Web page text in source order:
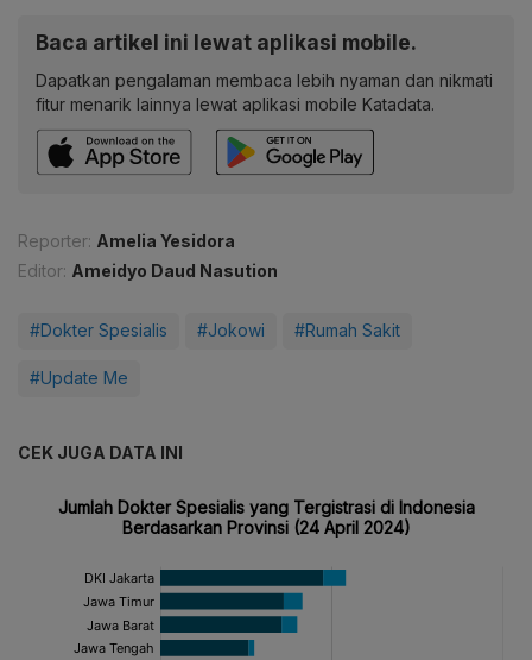
Baca artikel ini lewat aplikasi mobile.
Dapatkan pengalaman membaca lebih nyaman dan nikmati
fitur menarik lainnya lewat aplikasi mobile Katadata.
Reporter: Amelia Yesidora
Editor: Ameidyo Daud Nasution
#Dokter Spesialis #Jokowi #Rumah Sakit
#Update Me
CEK JUGA DATA INI